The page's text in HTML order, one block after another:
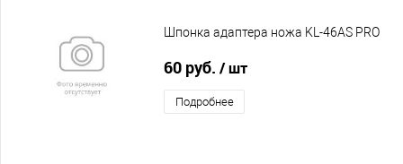
Шпонка адаптера ножа KL-46AS PRO
60 руб. / шт
Подробнее